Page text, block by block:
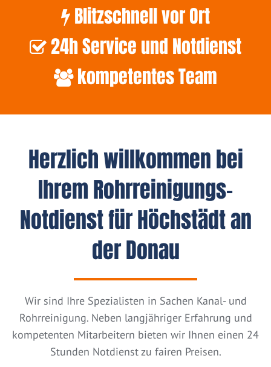
Blitzschnell vor Ort
24h Service und Notdienst
kompetentes Team
Herzlich willkommen bei
Ihrem Rohrreinigungs-
Notdienst für Höchstädt an
der Donau
Wir sind Ihre Spezialisten in Sachen Kanal- und
Rohrreinigung. Neben langjähriger Erfahrung und
kompetenten Mitarbeitern bieten wir Ihnen einen 24
Stunden Notdienst zu fairen Preisen.